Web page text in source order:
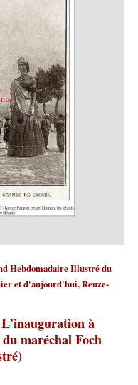
Hebdomadaire Illustré du
et d'aujourd'hui,Reuze-
à
maréchal Foch